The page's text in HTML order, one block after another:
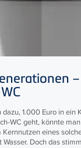
1.000 Euro in ein
WC geht, könnte
eines
Doch das